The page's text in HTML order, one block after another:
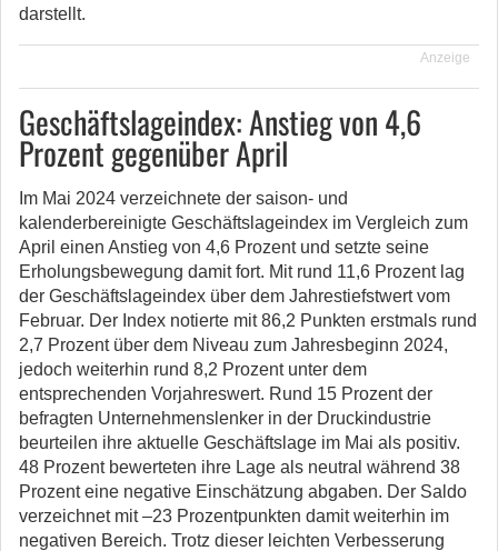
darstellt.
Anzeige
Geschäftslageindex: Anstieg von 4,6
Prozent gegenüber April
Im Mai 2024 verzeichnete der saison- und
kalenderbereinigte Geschäftslageindex im Vergleich zum
April einen Anstieg von 4,6 Prozent und setzte seine
Erholungsbewegung damit fort. Mit rund 11,6 Prozent lag
der Geschäftslageindex über dem Jahrestiefstwert vom
Februar. Der Index notierte mit 86,2 Punkten erstmals rund
2,7 Prozent über dem Niveau zum Jahresbeginn 2024,
jedoch weiterhin rund 8,2 Prozent unter dem
entsprechenden Vorjahreswert. Rund 15 Prozent der
befragten Unternehmenslenker in der Druckindustrie
beurteilen ihre aktuelle Geschäftslage im Mai als positiv.
48 Prozent bewerteten ihre Lage als neutral während 38
Prozent eine negative Einschätzung abgaben. Der Saldo
verzeichnet mit –23 Prozentpunkten damit weiterhin im
negativen Bereich. Trotz dieser leichten Verbesserung